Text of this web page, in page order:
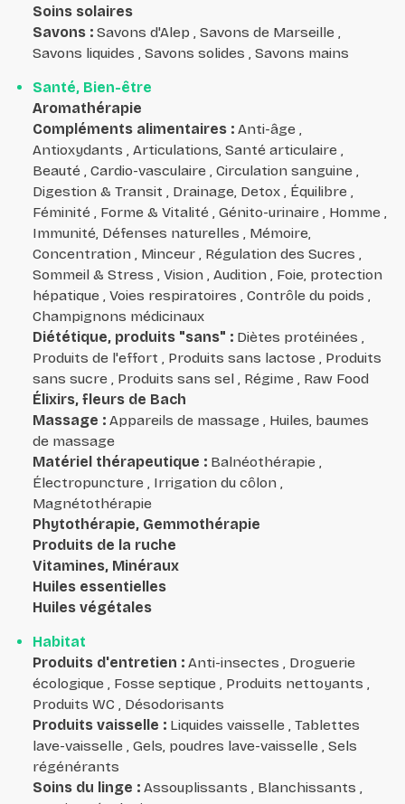
Soins solaires
Savons : Savons d'Alep , Savons de Marseille ,
Savons liquides , Savons solides , Savons mains
Santé, Bien-être
Aromathérapie
Compléments alimentaires : Anti-âge ,
Antioxydants , Articulations, Santé articulaire ,
Beauté , Cardio-vasculaire , Circulation sanguine ,
Digestion & Transit , Drainage, Detox , Équilibre ,
Féminité , Forme & Vitalité , Génito-urinaire , Homme ,
Immunité, Défenses naturelles , Mémoire,
Concentration , Minceur , Régulation des Sucres ,
Sommeil & Stress , Vision , Audition , Foie, protection
hépatique , Voies respiratoires , Contrôle du poids ,
Champignons médicinaux
Diététique, produits "sans" : Diètes protéinées ,
Produits de l'effort , Produits sans lactose , Produits
sans sucre , Produits sans sel , Régime , Raw Food
Élixirs, fleurs de Bach
Massage : Appareils de massage , Huiles, baumes
de massage
Matériel thérapeutique : Balnéothérapie ,
Électropuncture , Irrigation du côlon ,
Magnétothérapie
Phytothérapie, Gemmothérapie
Produits de la ruche
Vitamines, Minéraux
Huiles essentielles
Huiles végétales
Habitat
Produits d'entretien : Anti-insectes , Droguerie
écologique , Fosse septique , Produits nettoyants ,
Produits WC , Désodorisants
Produits vaisselle : Liquides vaisselle , Tablettes
lave-vaisselle , Gels, poudres lave-vaisselle , Sels
régénérants
Soins du linge : Assouplissants , Blanchissants ,